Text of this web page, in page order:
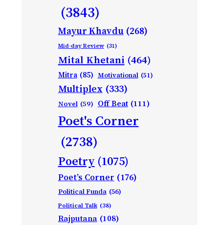
(3843)
Mayur Khavdu (268)
Mid-day Review (31)
Mital Khetani (464)
Mitra (85) Motivational (51)
Multiplex (333)
Novel (59) Off Beat (111)
Poet's Corner
(2738)
Poetry (1075)
Poet’s Corner (176)
Political Funda (56)
Political Talk (38)
Rajputana (108)